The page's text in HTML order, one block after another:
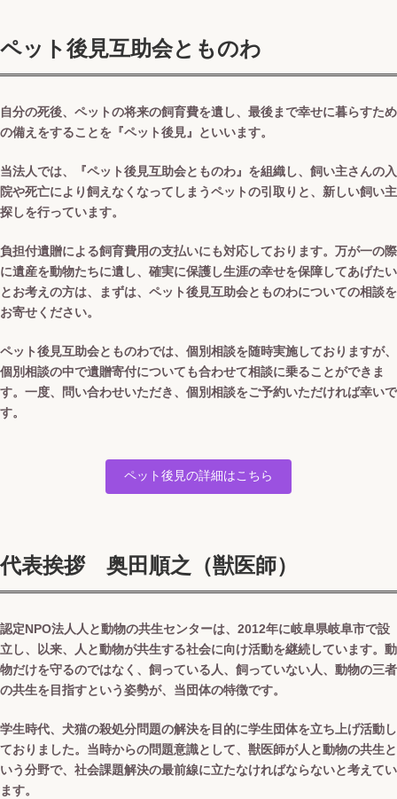
ペット後見互助会とものわ
自分の死後、ペットの将来の飼育費を遺し、最後まで幸せに暮らすため
の備えをすることを『ペット後見』といいます。
当法人では、『ペット後見互助会とものわ』を組織し、飼い主さんの入
院や死亡により飼えなくなってしまうペットの引取りと、新しい飼い主
探しを行っています。
負担付遺贈による飼育費用の支払いにも対応しております。万が一の際
に遺産を動物たちに遺し、確実に保護し生涯の幸せを保障してあげたい
とお考えの方は、まずは、ペット後見互助会とものわについての相談を
お寄せください。
ペット後見互助会とものわでは、個別相談を随時実施しておりますが、
個別相談の中で遺贈寄付についても合わせて相談に乗ることができま
す。一度、問い合わせいただき、個別相談をご予約いただければ幸いで
す。
ペット後見の詳細はこちら
代表挨拶 奥田順之（獣医師）
認定NPO法人人と動物の共生センターは、2012年に岐阜県岐阜市で設
立し、以来、人と動物が共生する社会に向け活動を継続しています。動
物だけを守るのではなく、飼っている人、飼っていない人、動物の三者
の共生を目指すという姿勢が、当団体の特徴です。
学生時代、犬猫の殺処分問題の解決を目的に学生団体を立ち上げ活動し
ておりました。当時からの問題意識として、獣医師が人と動物の共生と
いう分野で、社会課題解決の最前線に立たなければならないと考えてい
ます。